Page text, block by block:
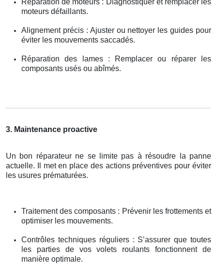
Réparation de moteurs : Diagnostiquer et remplacer les
moteurs défaillants.
Alignement précis : Ajuster ou nettoyer les guides pour
éviter les mouvements saccadés.
Réparation des lames : Remplacer ou réparer les
composants usés ou abîmés.
3. Maintenance proactive
Un bon réparateur ne se limite pas à résoudre la panne
actuelle. Il met en place des actions préventives pour éviter
les usures prématurées.
Traitement des composants : Prévenir les frottements et
optimiser les mouvements.
Contrôles techniques réguliers : S’assurer que toutes
les parties de vos volets roulants fonctionnent de
manière optimale.